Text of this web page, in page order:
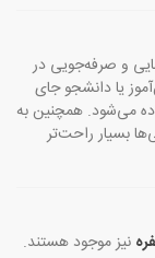
و صرفه‌جویی در
یا دانشجو جای
می‌شود. همچنین به
بسیار راحت‌تر
نیز موجود هستند.